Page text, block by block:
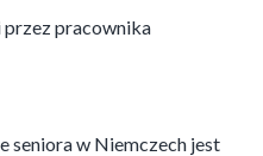
przez pracownika
seniora w Niemczech jest